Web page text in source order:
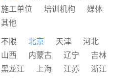
施工单位
培训机构
媒体
其他
不限 北京 天津
河北
山西
内蒙古 辽宁
吉林
黑龙江
上海 江苏
浙江